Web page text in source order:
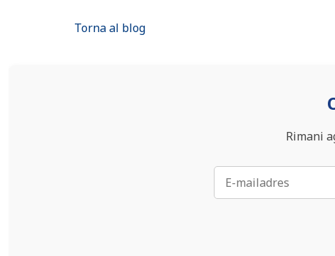
Torna al blog
Rimani